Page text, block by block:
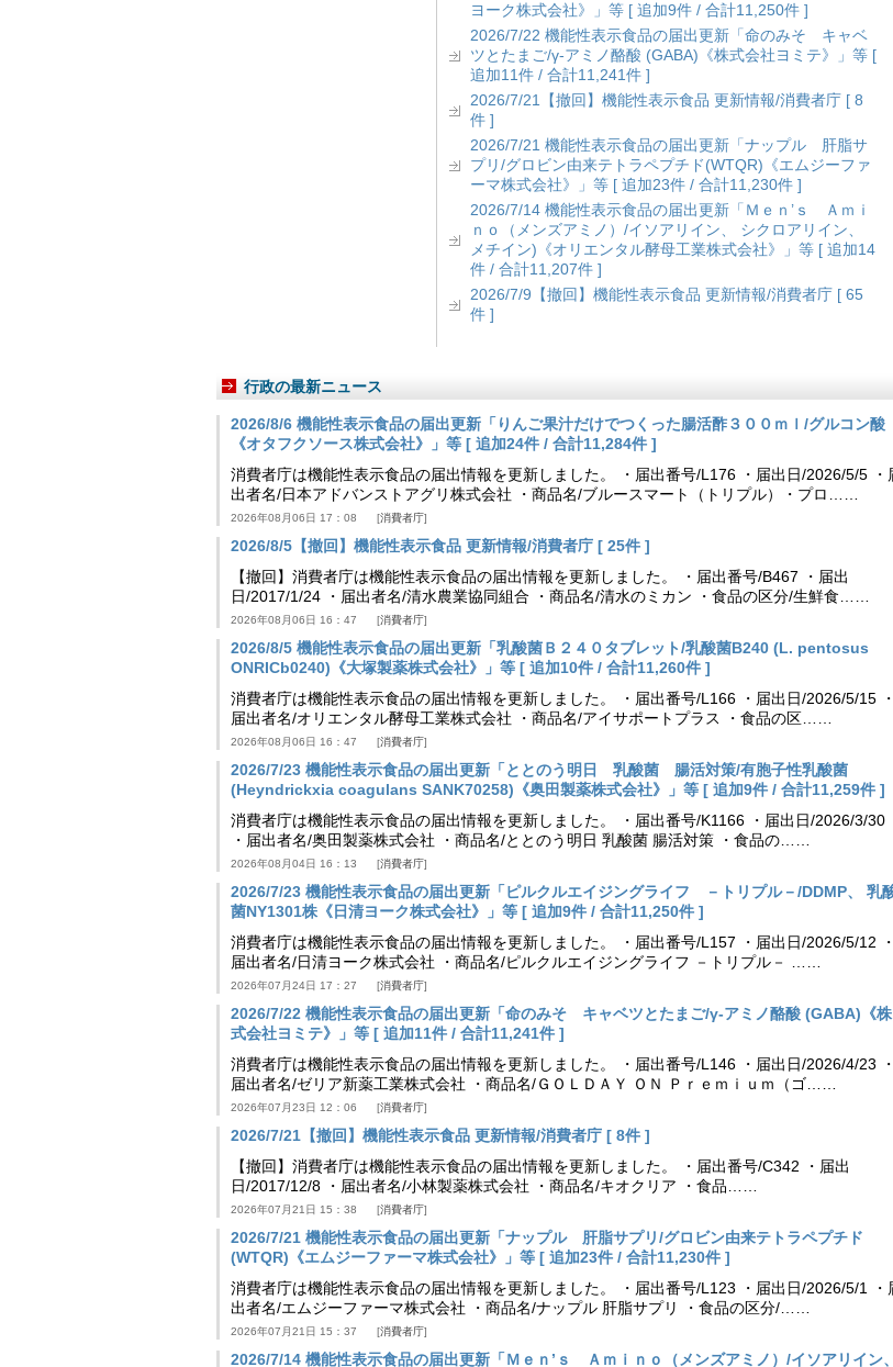
ヨーク株式会社》」等 [ 追加9件 / 合計11,250件 ]
2026/7/22 機能性表示食品の届出更新「命のみそ キャベ
ツとたまご/γ-アミノ酪酸 (GABA)《株式会社ヨミテ》」等 [
追加11件 / 合計11,241件 ]
2026/7/21【撤回】機能性表示食品 更新情報/消費者庁 [ 8
件 ]
2026/7/21 機能性表示食品の届出更新「ナップル 肝脂サ
プリ/グロビン由来テトラペプチド(WTQR)《エムジーファ
ーマ株式会社》」等 [ 追加23件 / 合計11,230件 ]
2026/7/14 機能性表示食品の届出更新「Ｍｅｎ’ｓ Ａｍｉ
ｎｏ（メンズアミノ）/イソアリイン、 シクロアリイン、
メチイン)《オリエンタル酵母工業株式会社》」等 [ 追加14
件 / 合計11,207件 ]
2026/7/9【撤回】機能性表示食品 更新情報/消費者庁 [ 65
件 ]
行政の最新ニュース
2026/8/6 機能性表示食品の届出更新「りんご果汁だけでつくった腸活酢３００ｍｌ/グルコン酸
《オタフクソース株式会社》」等 [ 追加24件 / 合計11,284件 ]
消費者庁は機能性表示食品の届出情報を更新しました。 ・届出番号/L176 ・届出日/2026/5/5 ・
出者名/日本アドバンストアグリ株式会社 ・商品名/ブルースマート（トリプル）・プロ……
2026年08月06日 17：08 消費者庁
2026/8/5【撤回】機能性表示食品 更新情報/消費者庁 [ 25件 ]
【撤回】消費者庁は機能性表示食品の届出情報を更新しました。 ・届出番号/B467 ・届出
日/2017/1/24 ・届出者名/清水農業協同組合 ・商品名/清水のミカン ・食品の区分/生鮮食……
2026年08月06日 16：47 消費者庁
2026/8/5 機能性表示食品の届出更新「乳酸菌Ｂ２４０タブレット/乳酸菌B240 (L. pentosus
ONRICb0240)《大塚製薬株式会社》」等 [ 追加10件 / 合計11,260件 ]
消費者庁は機能性表示食品の届出情報を更新しました。 ・届出番号/L166 ・届出日/2026/5/15 ・
届出者名/オリエンタル酵母工業株式会社 ・商品名/アイサポートプラス ・食品の区……
2026年08月06日 16：47 消費者庁
2026/7/23 機能性表示食品の届出更新「ととのう明日 乳酸菌 腸活対策/有胞子性乳酸菌
(Heyndrickxia coagulans SANK70258)《奥田製薬株式会社》」等 [ 追加9件 / 合計11,259件 ]
消費者庁は機能性表示食品の届出情報を更新しました。 ・届出番号/K1166 ・届出日/2026/3/30
・届出者名/奥田製薬株式会社 ・商品名/ととのう明日 乳酸菌 腸活対策 ・食品の……
2026年08月04日 16：13 消費者庁
2026/7/23 機能性表示食品の届出更新「ピルクルエイジングライフ －トリプル－/DDMP、 乳
菌NY1301株《日清ヨーク株式会社》」等 [ 追加9件 / 合計11,250件 ]
消費者庁は機能性表示食品の届出情報を更新しました。 ・届出番号/L157 ・届出日/2026/5/12 ・
届出者名/日清ヨーク株式会社 ・商品名/ピルクルエイジングライフ －トリプル－ ……
2026年07月24日 17：27 消費者庁
2026/7/22 機能性表示食品の届出更新「命のみそ キャベツとたまご/γ-アミノ酪酸 (GABA)《株
式会社ヨミテ》」等 [ 追加11件 / 合計11,241件 ]
消費者庁は機能性表示食品の届出情報を更新しました。 ・届出番号/L146 ・届出日/2026/4/23 ・
届出者名/ゼリア新薬工業株式会社 ・商品名/ＧＯＬＤＡＹ ＯＮ Ｐｒｅｍｉｕｍ（ゴ……
2026年07月23日 12：06 消費者庁
2026/7/21【撤回】機能性表示食品 更新情報/消費者庁 [ 8件 ]
【撤回】消費者庁は機能性表示食品の届出情報を更新しました。 ・届出番号/C342 ・届出
日/2017/12/8 ・届出者名/小林製薬株式会社 ・商品名/キオクリア ・食品……
2026年07月21日 15：38 消費者庁
2026/7/21 機能性表示食品の届出更新「ナップル 肝脂サプリ/グロビン由来テトラペプチド
(WTQR)《エムジーファーマ株式会社》」等 [ 追加23件 / 合計11,230件 ]
消費者庁は機能性表示食品の届出情報を更新しました。 ・届出番号/L123 ・届出日/2026/5/1 ・
出者名/エムジーファーマ株式会社 ・商品名/ナップル 肝脂サプリ ・食品の区分/……
2026年07月21日 15：37 消費者庁
2026/7/14 機能性表示食品の届出更新「Ｍｅｎ’ｓ Ａｍｉｎｏ（メンズアミノ）/イソアリイン、